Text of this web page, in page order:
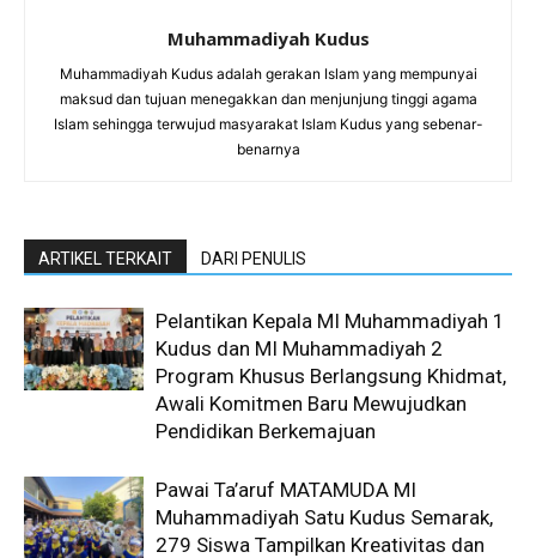
Muhammadiyah Kudus
Muhammadiyah Kudus adalah gerakan Islam yang mempunyai
maksud dan tujuan menegakkan dan menjunjung tinggi agama
Islam sehingga terwujud masyarakat Islam Kudus yang sebenar-
benarnya
ARTIKEL TERKAIT DARI PENULIS
Pelantikan Kepala MI Muhammadiyah 1
Kudus dan MI Muhammadiyah 2
Program Khusus Berlangsung Khidmat,
Awali Komitmen Baru Mewujudkan
Pendidikan Berkemajuan
Pawai Ta’aruf MATAMUDA MI
Muhammadiyah Satu Kudus Semarak,
279 Siswa Tampilkan Kreativitas dan